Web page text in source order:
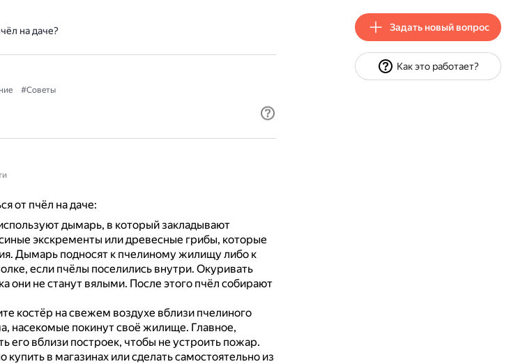
на даче?
#Советы
от пчёл на даче:
дымарь, в который закладывают
экскременты или древесные грибы, которые
Дымарь подносят к пчелиному жилищу либо к
если пчёлы поселились внутри. Окуривать
они не станут вялыми. После этого пчёл собирают
костёр на свежем воздухе вблизи пчелиного
насекомые покинут своё жилище. Главное,
его вблизи построек, чтобы не устроить пожар.
купить в магазинах или сделать самостоятельно из
Задать новый вопрос
Как это работает?